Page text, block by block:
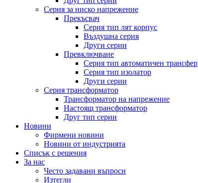
Серия за ниско напрежение
Прекъсвач
Серия тип лят корпус
Въздушна серия
Други серии
Превключване
Серия тип автоматичен трансфер
Серия тип изолатор
Други серии
Серия трансформатор
Трансформатор на напрежение
Настоящ трансформатор
Друг тип серии
Новини
Фирмени новини
Новини от индустрията
Списък с решения
За нас
Често задавани въпроси
Изтегли